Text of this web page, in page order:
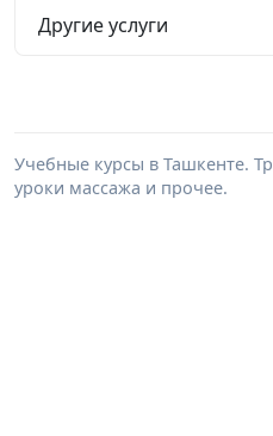
Другие услуги
Учебные курсы в Ташкенте.
уроки массажа и прочее.